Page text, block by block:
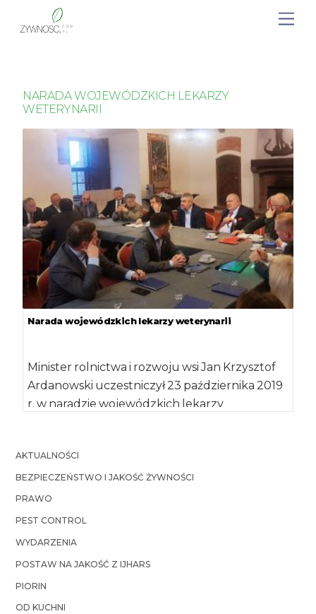
NARADA WOJEWÓDZKICH LEKARZY
WETERYNARII
Narada wojewódzkich lekarzy weterynarii
Minister rolnictwa i rozwoju wsi Jan Krzysztof
Ardanowski uczestniczył 23 października 2019
r. w naradzie wojewódzkich lekarzy
AKTUALNOŚCI
BEZPIECZEŃSTWO I JAKOŚĆ ŻYWNOŚCI
PRAWO
PEST CONTROL
WYDARZENIA
POSTAW NA JAKOŚĆ Z IJHARS
PIORIN
OD KUCHNI